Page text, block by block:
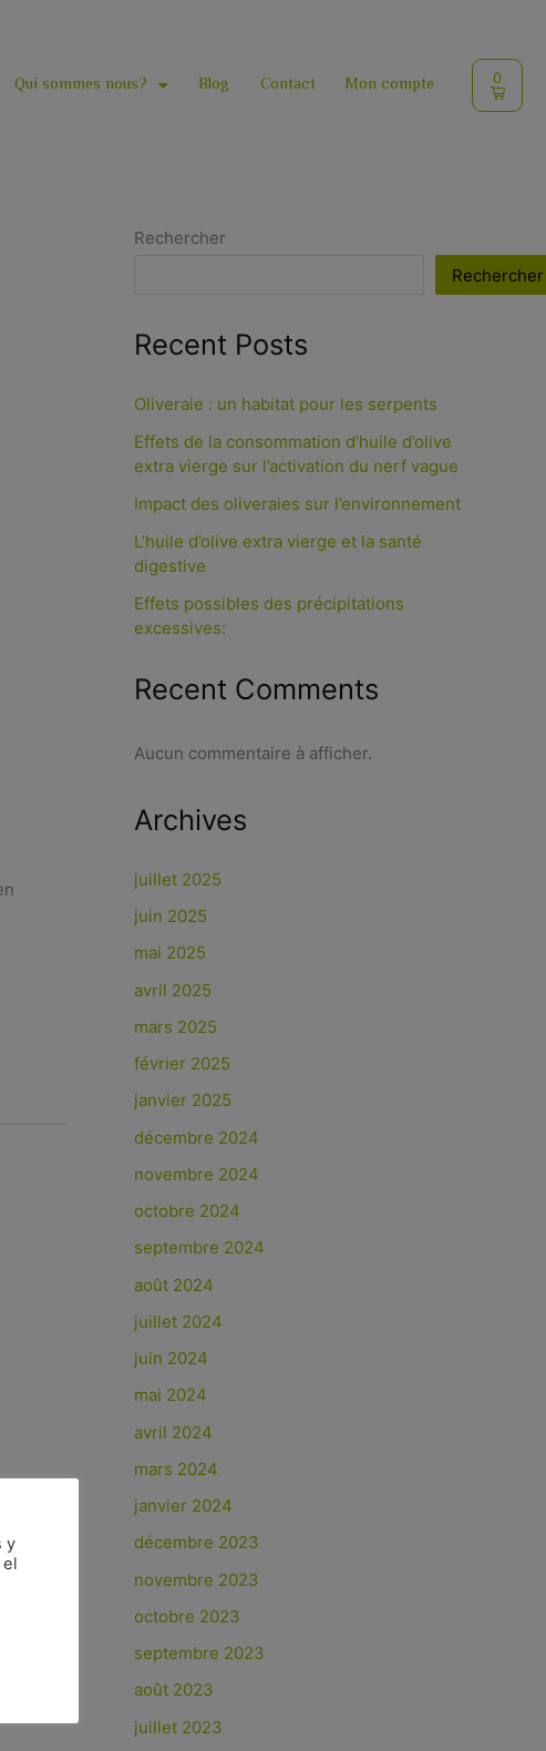
Qui sommes nous? Blog Contact Mon compte 0
Rechercher
Rechercher
Recent Posts
Oliveraie : un habitat pour les serpents
Effets de la consommation d’huile d’olive
extra vierge sur l’activation du nerf vague
Impact des oliveraies sur l’environnement
L’huile d’olive extra vierge et la santé
digestive
Effets possibles des précipitations
excessives:
Recent Comments
Aucun commentaire à afficher.
Archives
juillet 2025
juin 2025
mai 2025
avril 2025
mars 2025
février 2025
janvier 2025
décembre 2024
novembre 2024
octobre 2024
septembre 2024
août 2024
juillet 2024
juin 2024
mai 2024
avril 2024
mars 2024
janvier 2024
décembre 2023
novembre 2023
octobre 2023
septembre 2023
août 2023
juillet 2023
y
el